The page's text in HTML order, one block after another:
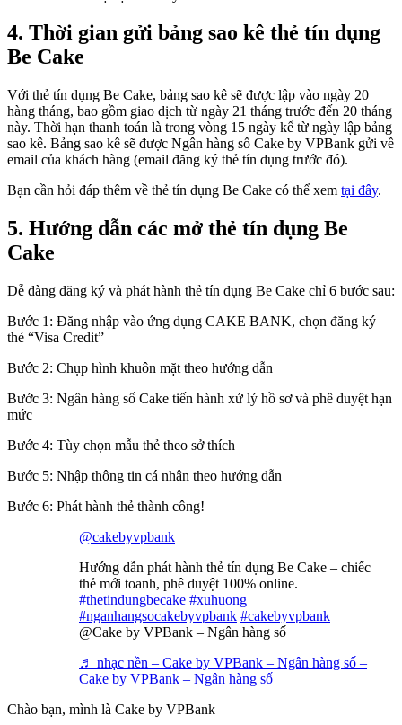
4. Thời gian gửi bảng sao kê thẻ tín dụng
Be Cake
Với thẻ tín dụng Be Cake, bảng sao kê sẽ được lập vào ngày 20
hàng tháng, bao gồm giao dịch từ ngày 21 tháng trước đến 20 tháng
này. Thời hạn thanh toán là trong vòng 15 ngày kể từ ngày lập bảng
sao kê. Bảng sao kê sẽ được Ngân hàng số Cake by VPBank gửi về
email của khách hàng (email đăng ký thẻ tín dụng trước đó).
Bạn cần hỏi đáp thêm về thẻ tín dụng Be Cake có thể xem tại đây.
5. Hướng dẫn các mở thẻ tín dụng Be
Cake
Dễ dàng đăng ký và phát hành thẻ tín dụng Be Cake chỉ 6 bước sau:
Bước 1: Đăng nhập vào ứng dụng CAKE BANK, chọn đăng ký
thẻ “Visa Credit”
Bước 2: Chụp hình khuôn mặt theo hướng dẫn
Bước 3: Ngân hàng số Cake tiến hành xử lý hồ sơ và phê duyệt hạn
mức
Bước 4: Tùy chọn mẫu thẻ theo sở thích
Bước 5: Nhập thông tin cá nhân theo hướng dẫn
Bước 6: Phát hành thẻ thành công!
@cakebyvpbank
Hướng dẫn phát hành thẻ tín dụng Be Cake – chiếc
thẻ mới toanh, phê duyệt 100% online.
#thetindungbecake #xuhuong
#nganhangsocakebyvpbank #cakebyvpbank
@Cake by VPBank – Ngân hàng số
♬ nhạc nền – Cake by VPBank – Ngân hàng số –
Cake by VPBank – Ngân hàng số
Chào bạn, mình là Cake by VPBank